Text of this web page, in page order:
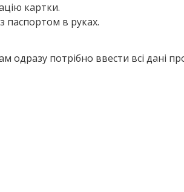
картки.
паспортом в руках.
одразу потрібно ввести всі дані